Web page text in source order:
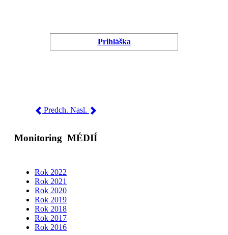
Prihláška
Predch. Nasl.
Monitoring MÉDIÍ
Rok 2022
Rok 2021
Rok 2020
Rok 2019
Rok 2018
Rok 2017
Rok 2016